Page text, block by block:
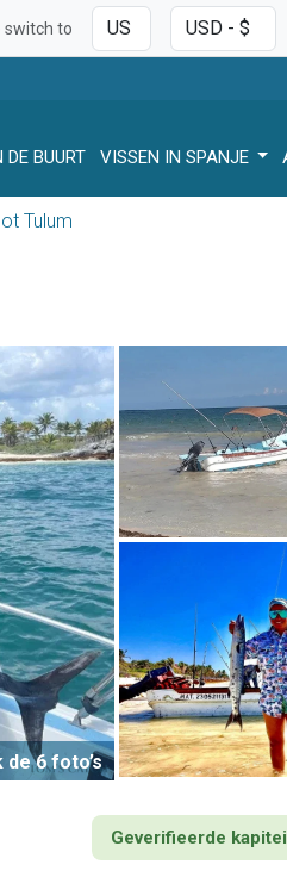
switch to
DE BUURT VISSEN IN SPANJE
Tulum
de 6 foto’s
Geverifieerde